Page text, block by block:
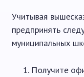
Учитывая
предпринять
муниципальных
Получите